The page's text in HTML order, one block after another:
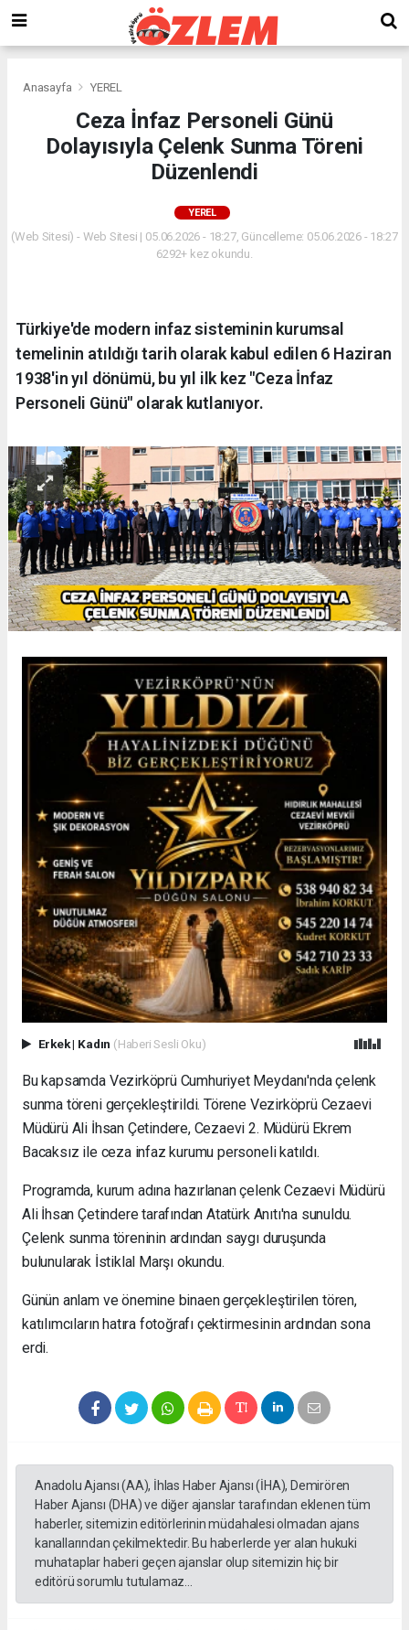
Anasayfa YEREL
Ceza İnfaz Personeli Günü
Dolayısıyla Çelenk Sunma Töreni
Düzenlendi
YEREL
(Web Sitesi) - Web Sitesi | 05.06.2026 - 18:27, Güncelleme: 05.06.2026 - 18:27
6292+ kez okundu.
Türkiye'de modern infaz sisteminin kurumsal
temelinin atıldığı tarih olarak kabul edilen 6 Haziran
1938'in yıl dönümü, bu yıl ilk kez "Ceza İnfaz
Personeli Günü" olarak kutlanıyor.
Erkek| Kadın (Haberi Sesli Oku)
Bu kapsamda Vezirköprü Cumhuriyet Meydanı'nda çelenk
sunma töreni gerçekleştirildi. Törene Vezirköprü Cezaevi
Müdürü Ali İhsan Çetindere, Cezaevi 2. Müdürü Ekrem
Bacaksız ile ceza infaz kurumu personeli katıldı.
Programda, kurum adına hazırlanan çelenk Cezaevi Müdürü
Ali İhsan Çetindere tarafından Atatürk Anıtı'na sunuldu.
Çelenk sunma töreninin ardından saygı duruşunda
bulunularak İstiklal Marşı okundu.
Günün anlam ve önemine binaen gerçekleştirilen tören,
katılımcıların hatıra fotoğrafı çektirmesinin ardından sona
erdi.
Anadolu Ajansı (AA), İhlas Haber Ajansı (İHA), Demirören
Haber Ajansı (DHA) ve diğer ajanslar tarafından eklenen tüm
haberler, sitemizin editörlerinin müdahalesi olmadan ajans
kanallarından çekilmektedir. Bu haberlerde yer alan hukuki
muhataplar haberi geçen ajanslar olup sitemizin hiç bir
editörü sorumlu tutulamaz...